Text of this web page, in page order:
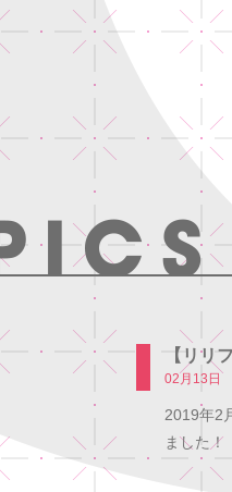
【リリ
02月13日
2019年2
ました！